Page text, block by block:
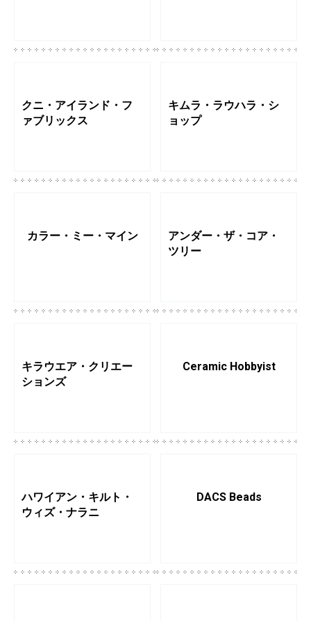
クニ・アイランド・フ
ァブリックス
キムラ・ラウハラ・シ
ョップ
カラー・ミー・マイン
アンダー・ザ・コア・
ツリー
キラウエア・クリエー
ションズ
Ceramic Hobbyist
ハワイアン・キルト・
ウィズ・ナラニ
DACS Beads